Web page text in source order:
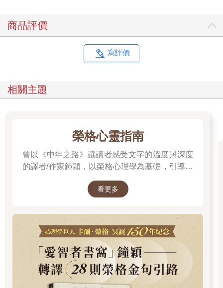
商品評價
寫評價
相關主題
榮格心靈指南
曾以《中年之路》讓讀者感受文字的溫度與深度
的譯者/作家鐘穎，以榮格心理學為基礎，引導你
間，你是否忘了真正的自己？文字溫柔卻不逃避
的自己……想知道如何開始這段心靈旅程嗎？
看更多